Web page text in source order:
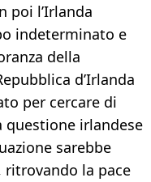
poi l’Irlanda
indeterminato e
della
d’Irlanda
per cercare di
irlandese
sarebbe
ritrovando la pace